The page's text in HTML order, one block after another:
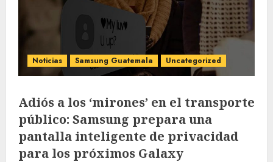
Noticias Samsung Guatemala Uncategorized
Adiós a los ‘mirones’ en el transporte
público: Samsung prepara una
pantalla inteligente de privacidad
para los próximos Galaxy